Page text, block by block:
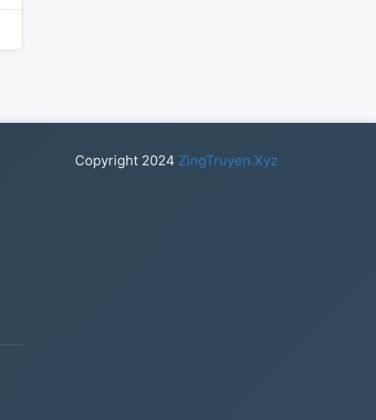
Copyright 2024 ZingTruyen.Xyz